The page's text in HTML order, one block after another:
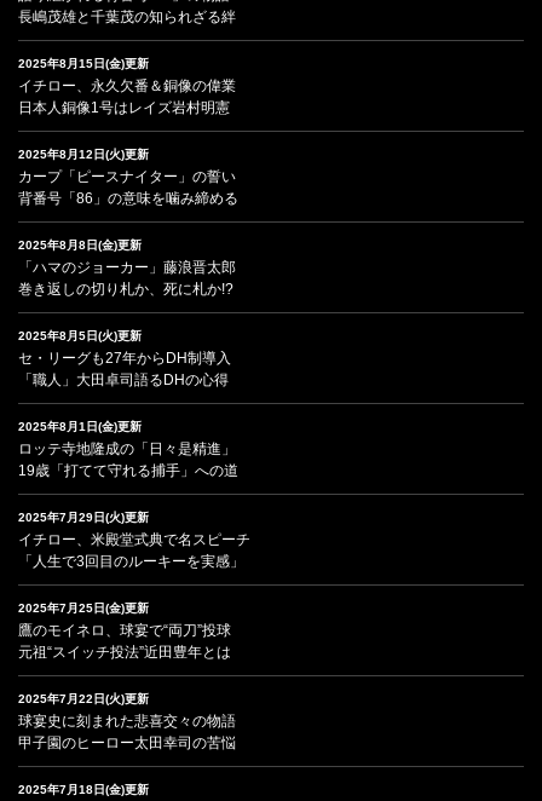
長嶋茂雄と千葉茂の知られざる絆
2025年8月15日(金)更新
イチロー、永久欠番＆銅像の偉業
日本人銅像1号はレイズ岩村明憲
2025年8月12日(火)更新
カープ「ピースナイター」の誓い
背番号「86」の意味を噛み締める
2025年8月8日(金)更新
「ハマのジョーカー」藤浪晋太郎
巻き返しの切り札か、死に札か!?
2025年8月5日(火)更新
セ・リーグも27年からDH制導入
「職人」大田卓司語るDHの心得
2025年8月1日(金)更新
ロッテ寺地隆成の「日々是精進」
19歳「打てて守れる捕手」への道
2025年7月29日(火)更新
イチロー、米殿堂式典で名スピーチ
「人生で3回目のルーキーを実感」
2025年7月25日(金)更新
鷹のモイネロ、球宴で“両刀”投球
元祖“スイッチ投法”近田豊年とは
2025年7月22日(火)更新
球宴史に刻まれた悲喜交々の物語
甲子園のヒーロー太田幸司の苦悩
2025年7月18日(金)更新